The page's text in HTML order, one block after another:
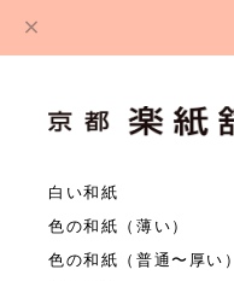
白い和紙
色の和紙（薄い）
色の和紙（普通〜厚い）